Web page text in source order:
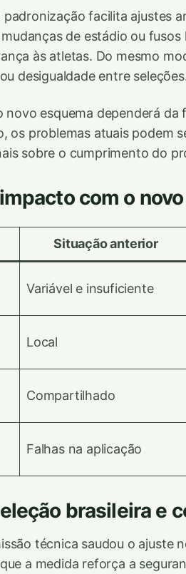
facilita ajustes
de estádio ou
às atletas. Do mesmo
desigualdade entre
novo esquema dependerá da
os problemas atuais podem
sobre o cumprimento do
com o
Situação anterior
Variável e insuficiente
Local
Compartilhado
Falhas na aplicação
brasileira e
técnica saudou o ajuste
a medida reforça a